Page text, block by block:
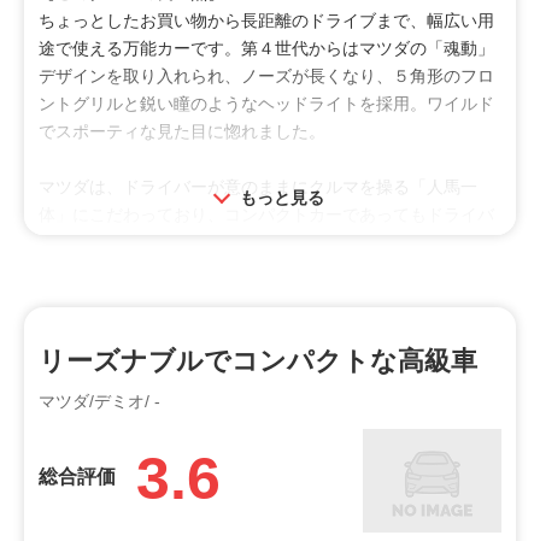
オススメ
走り好き ビギナー シニア
特徴
燃費
ちょっとしたお買い物から長距離のドライブまで、幅広い用
途で使える万能カーです。第４世代からはマツダの「魂動」
デザインを取り入れられ、ノーズが長くなり、５角形のフロ
ントグリルと鋭い瞳のようなヘッドライトを採用。ワイルド
でスポーティな見た目に惚れました。
マツダは、ドライバーが意のままにクルマを操る「人馬一
エンジンは１４９６ｃｃ 水冷直列４気筒ＤＯＨＣ１６バル
ブを搭載。数字だけ見ると排気量に不安を感じるかもしれま
がしっかり効くので、高速道路でも車体を力強く押し出すよ
うな加速を見せます。ハンドルまわりの挙動もキビキビして
おり、高速でのコーナリングでもしっかりノーズから入って
もっと見る
リーズナブルでコンパクトな高級車
マツダ/デミオ/ -
総合評価 3.6